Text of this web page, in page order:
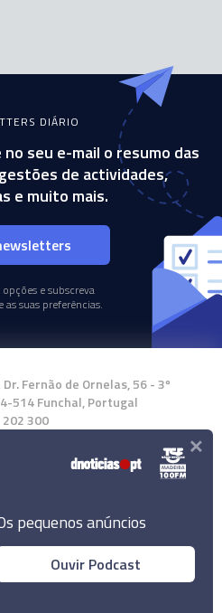
DIÁRIO
seu e-mail o resumo das
de actividades,
e muito mais.
e subscreva
suas preferências.
Dr. Fernão de Ornelas, 56 - 3º
514 Funchal, Portugal
202 300
a nossa App
de Notícias, Lda.
reservados.
pequenos anúncios
Ouvir Podcast
×